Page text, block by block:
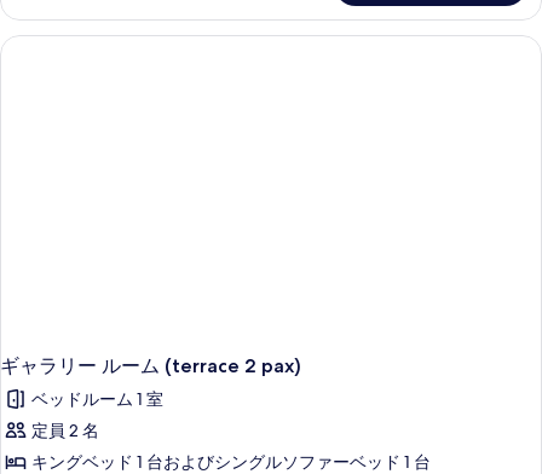
ー
ル
ー
ギャラリー ルーム (terrace 2 pax)
ベッドルーム 1 室
定員 2 名
キングベッド 1 台およびシングルソファーベッド 1 台